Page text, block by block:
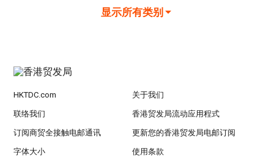
显示所有类别
HKTDC.com 关于我们
联络我们 香港贸发局流动应用程式
订阅商贸全接触电邮通讯 更新您的香港贸发局电邮订阅
字体大小 使用条款